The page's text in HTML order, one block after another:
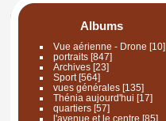
Albums
Vue aérienne - Drone [10]
portraits[847]
Archives [23]
Sport[564]
vues générales[135]
Thénia aujourd'hui [17]
quartiers[57]
l'avenue et le centre [85]